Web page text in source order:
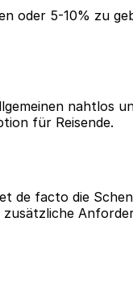
oder 5-10% zu
nahtlos
für Reisende.
de facto die